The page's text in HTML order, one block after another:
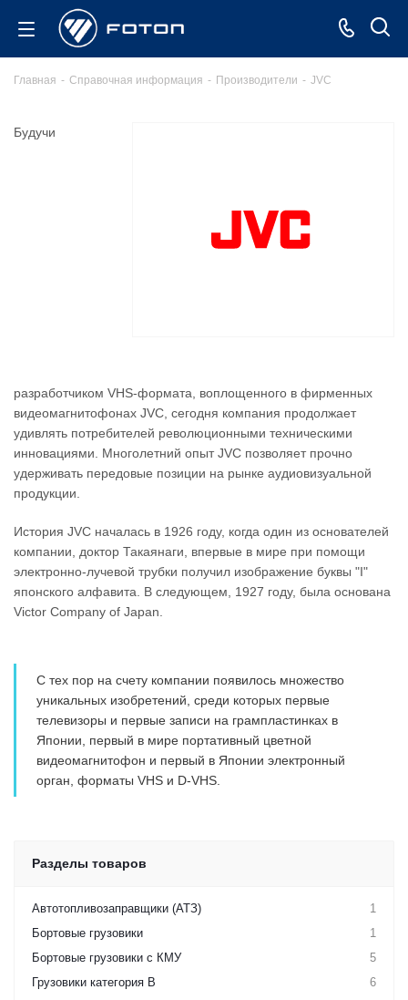
Главная - Справочная информация - Производители - JVC
Будучи
разработчиком VHS-формата, воплощенного в фирменных
видеомагнитофонах JVC, сегодня компания продолжает
удивлять потребителей революционными техническими
инновациями. Многолетний опыт JVC позволяет прочно
удерживать передовые позиции на рынке аудиовизуальной
продукции.
История JVC началась в 1926 году, когда один из основателей
компании, доктор Такаянаги, впервые в мире при помощи
электронно-лучевой трубки получил изображение буквы "I"
японского алфавита. В следующем, 1927 году, была основана
Victor Company of Japan.
С тех пор на счету компании появилось множество
уникальных изобретений, среди которых первые
телевизоры и первые записи на грампластинках в
Японии, первый в мире портативный цветной
видеомагнитофон и первый в Японии электронный
орган, форматы VHS и D-VHS.
Разделы товаров
Автотопливозаправщики (АТЗ)
1
Бортовые грузовики
1
Бортовые грузовики с КМУ
5
Грузовики категория B
6